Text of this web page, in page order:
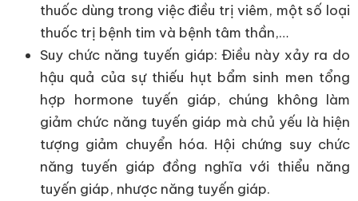
thuốc dùng trong việc điều trị viêm, một số loại
thuốc trị bệnh tim và bệnh tâm thần,…
Suy chức năng tuyến giáp: Điều này xảy ra do
hậu quả của sự thiếu hụt bẩm sinh men tổng
hợp hormone tuyến giáp, chúng không làm
giảm chức năng tuyến giáp mà chủ yếu là hiện
tượng giảm chuyển hóa. Hội chứng suy chức
năng tuyến giáp đồng nghĩa với thiểu năng
tuyến giáp, nhược năng tuyến giáp.